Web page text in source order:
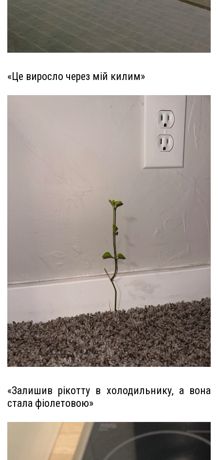
«Це виросло через мій килим»
«Залишив рікотту в холодильнику, а вона
стала фіолетовою»